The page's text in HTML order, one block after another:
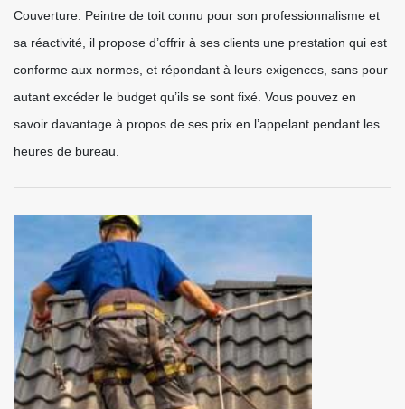
Couverture. Peintre de toit connu pour son professionnalisme et
sa réactivité, il propose d’offrir à ses clients une prestation qui est
conforme aux normes, et répondant à leurs exigences, sans pour
autant excéder le budget qu’ils se sont fixé. Vous pouvez en
savoir davantage à propos de ses prix en l’appelant pendant les
heures de bureau.